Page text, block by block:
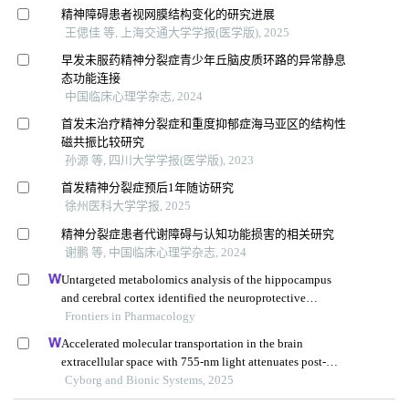
精神障碍患者视网膜结构变化的研究进展
王偲佳 等, 上海交通大学学报(医学版), 2025
早发未服药精神分裂症青少年丘脑皮质环路的异常静息
态功能连接
中国临床心理学杂志, 2024
首发未治疗精神分裂症和重度抑郁症海马亚区的结构性
磁共振比较研究
孙源 等, 四川大学学报(医学版), 2023
首发精神分裂症预后1年随访研究
徐州医科大学学报, 2025
精神分裂症患者代谢障碍与认知功能损害的相关研究
谢鹏 等, 中国临床心理学杂志, 2024
Untargeted metabolomics analysis of the hippocampus
and cerebral cortex identified the neuroprotective
mechanisms of bushen tiansui formula in an aβ25-35-
Frontiers in Pharmacology
Accelerated molecular transportation in the brain
extracellular space with 755-nm light attenuates post-
stroke cognitive impairment in rats
Cyborg and Bionic Systems, 2025